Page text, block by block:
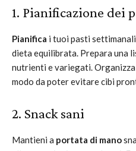
1. Pianificazione dei
Pianifica i tuoi pasti
dieta equilibrata. Prepara una
nutrienti e variegati.
modo da poter evitare cibi
2. Snack sani
Mantieni a portata di mano